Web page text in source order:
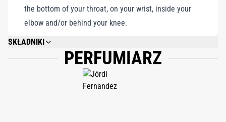
the bottom of your throat, on your wrist, inside your
elbow and/or behind your knee.
SKŁADNIKI
ALCOHOL DENAT., PARFUM (FRAGRANCE), AQUA (WATER), LIMONENE,
LINALOOL, BENZYL SALICYLATE, COUMARIN, ALPHA-ISOMETHYL
IONONE, EUGENOL, CITRONELLOL, CITRAL, GERANIOL.
PERFUMIARZ